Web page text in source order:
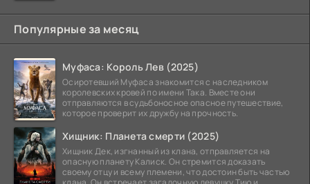
Популярные за месяц
Муфаса: Король Лев (2025)
Осиротевший Муфаса знакомится с наследником
королевских кровей по имени Така. Вместе они
отправляются в судьбоносное опасное путешествие,
которое проверит их дружбу на прочность.
Хищник: Планета смерти (2025)
Хищник Дек, изгнанный из клана, отправляется на
опасную планету Калиск. Он стремится доказать
своему отцу и всему племени, что достоин быть частью